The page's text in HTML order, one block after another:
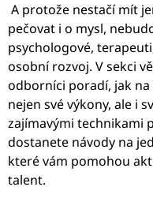
A protože nestačí mít
pečovat i o mysl,
psychologové,
osobní rozvoj. V sekci
odborníci poradí, jak
nejen své výkony, ale i
zajímavými technikami
dostanete návody na
které vám pomohou
talent.